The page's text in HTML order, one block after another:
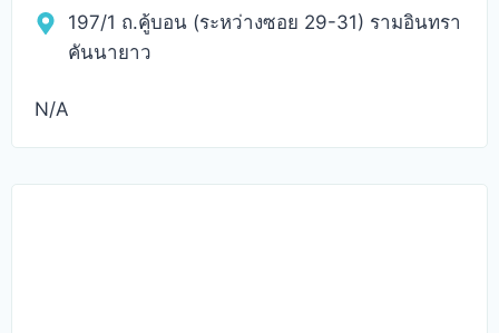
197/1 ถ.คู้บอน (ระหว่างซอย 29-31) รามอินทรา
คันนายาว
N/A